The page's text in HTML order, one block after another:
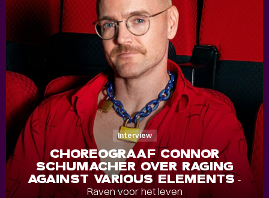
Interview
CHOREOGRAAF CONNOR
SCHUMACHER OVER RAGING
AGAINST VARIOUS ELEMENTS-
Raven voor het leven